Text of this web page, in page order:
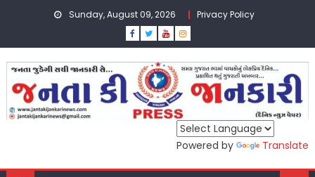
Sunday, August 09, 2026 Privacy Policy
Powered by Translate